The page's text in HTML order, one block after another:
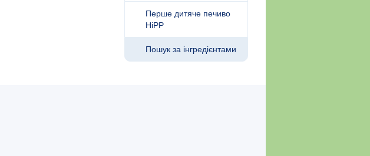
Перше дитяче печиво
HiPP
Пошук за інгредієнтами